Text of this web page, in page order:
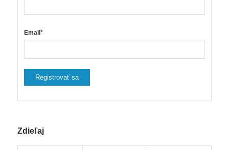
Email*
Zdieľaj